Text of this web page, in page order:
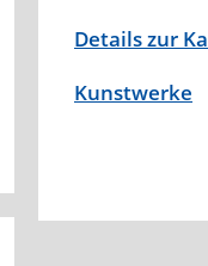
Details zur Ka
Kunstwerke